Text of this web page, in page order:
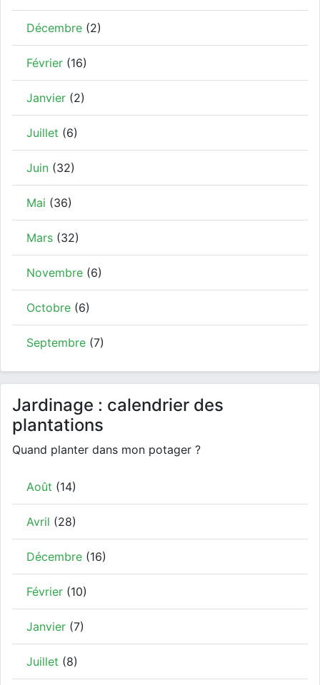
Décembre (2)
Février (16)
Janvier (2)
Juillet (6)
Juin (32)
Mai (36)
Mars (32)
Novembre (6)
Octobre (6)
Septembre (7)
Jardinage : calendrier des
plantations
Quand planter dans mon potager ?
Août (14)
Avril (28)
Décembre (16)
Février (10)
Janvier (7)
Juillet (8)